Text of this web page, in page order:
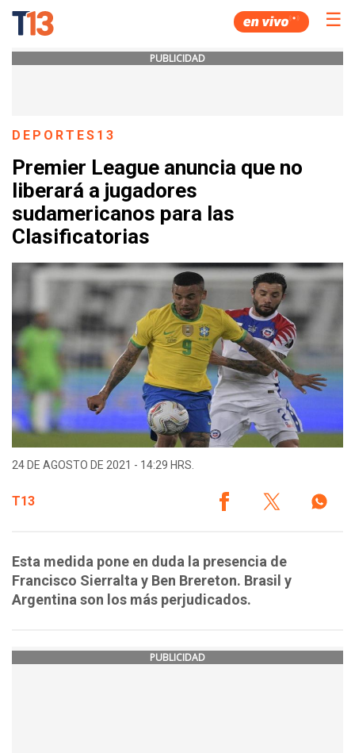
☰
PUBLICIDAD
DEPORTES13
Premier League anuncia que no
liberará a jugadores
sudamericanos para las
Clasificatorias
24 DE AGOSTO DE 2021 - 14:29 HRS.
T13
Esta medida pone en duda la presencia de
Francisco Sierralta y Ben Brereton. Brasil y
Argentina son los más perjudicados.
PUBLICIDAD